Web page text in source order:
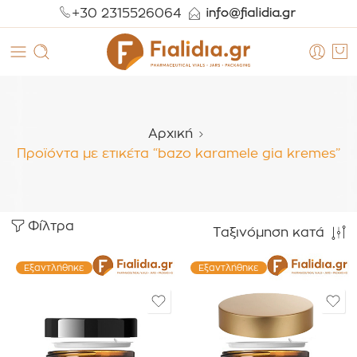
+30 2315526064
Αρχική
Προϊόντα με ετικέτα “bazo karamele gia kremes”
Φίλτρα Ταξινόμηση κατά
Εξαντλήθηκε Εξαντλήθηκε